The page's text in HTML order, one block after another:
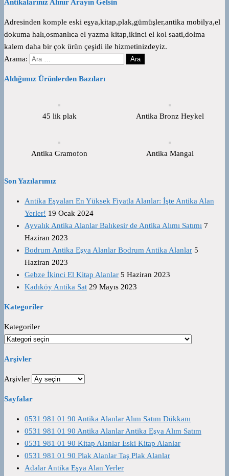
Antikalarınız Alınır Arayın Gelsin
Adresinden komple eski eşya,kitap,plak,gümüşler,antika mobilya,el
dokuma halı,osmanlıca el yazma kitap,ikinci el kol saati,dolma
kalem daha bir çok ürün çeşidi ile hizmetinizdeyiz.
Arama:
Aldığımız Ürünlerden Bazıları
45 lik plak Antika Bronz Heykel
Antika Gramofon Antika Mangal
Son Yazılarımız
Antika Eşyaları En Yüksek Fiyatla Alanlar: İşte Antika Alan
Yerler! 19 Ocak 2024
Ayvalık Antika Alanlar Balıkesir de Antika Alımı Satımı 7
Haziran 2023
Bodrum Antika Eşya Alanlar Bodrum Antika Alanlar 5
Haziran 2023
Gebze İkinci El Kitap Alanlar 5 Haziran 2023
Kadıköy Antika Sat 29 Mayıs 2023
Kategoriler
Kategoriler
Arşivler
Arşivler
Sayfalar
0531 981 01 90 Antika Alanlar Alım Satım Dükkanı
0531 981 01 90 Antika Alanlar Antika Eşya Alım Satım
0531 981 01 90 Kitap Alanlar Eski Kitap Alanlar
0531 981 01 90 Plak Alanlar Taş Plak Alanlar
Adalar Antika Eşya Alan Yerler